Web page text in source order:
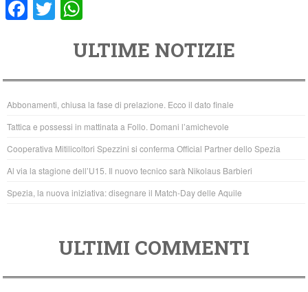
F
a
e
b
o
o
k
T
wi
er
at
s
A
p
p
ULTIME NOTIZIE
Abbonamenti, chiusa la fase di prelazione. Ecco il dato finale
Tattica e possessi in mattinata a Follo. Domani l’amichevole
Cooperativa Mitilicoltori Spezzini si conferma Official Partner dello Spezia
Al via la stagione dell’U15. Il nuovo tecnico sarà Nikolaus Barbieri
Spezia, la nuova iniziativa: disegnare il Match-Day delle Aquile
ULTIMI COMMENTI